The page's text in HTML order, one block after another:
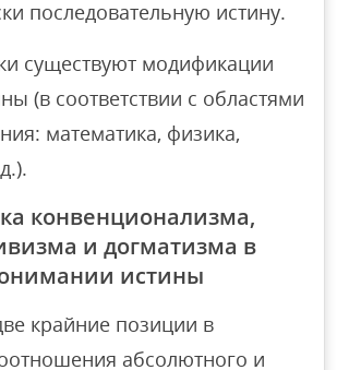
последовательную истину.
существуют модификации
(в соответствии с областями
математика, физика,
конвенционализма,
и догматизма в
истины
крайние позиции в
абсолютного и